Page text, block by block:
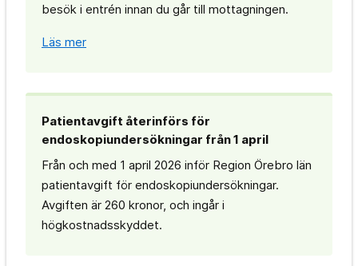
besök i entrén innan du går till mottagningen.
Läs mer
Patientavgift återinförs för
endoskopiundersökningar från 1 april
Från och med 1 april 2026 inför Region Örebro län
patientavgift för endoskopiundersökningar.
Avgiften är 260 kronor, och ingår i
högkostnadsskyddet.